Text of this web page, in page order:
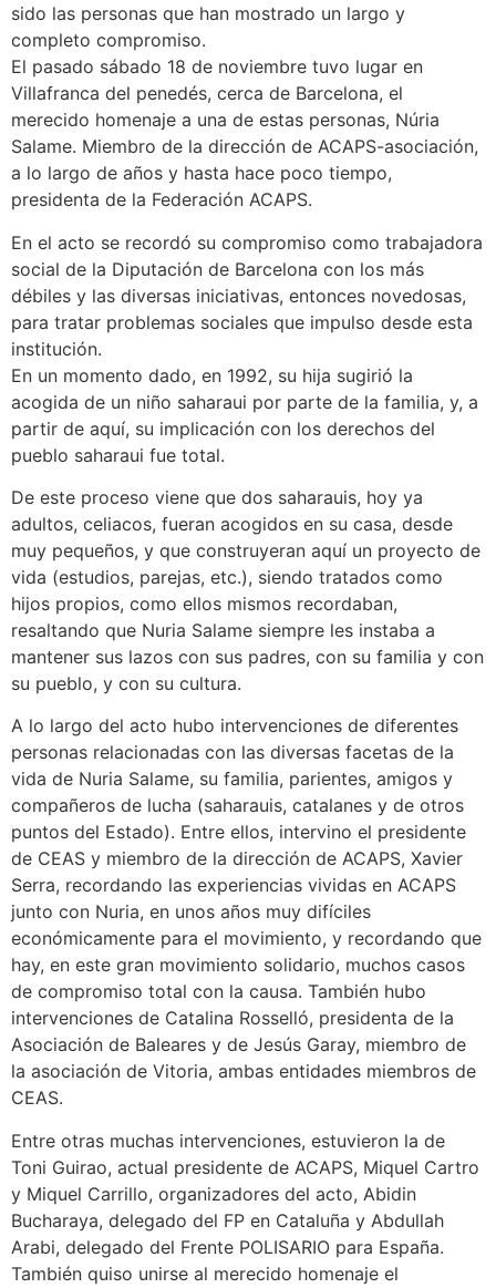
sido las personas que han mostrado un largo y
completo compromiso.
El pasado sábado 18 de noviembre tuvo lugar en
Villafranca del penedés, cerca de Barcelona, el
merecido homenaje a una de estas personas, Núria
Salame. Miembro de la dirección de ACAPS-asociación,
a lo largo de años y hasta hace poco tiempo,
presidenta de la Federación ACAPS.
En el acto se recordó su compromiso como trabajadora
social de la Diputación de Barcelona con los más
débiles y las diversas iniciativas, entonces novedosas,
para tratar problemas sociales que impulso desde esta
institución.
En un momento dado, en 1992, su hija sugirió la
acogida de un niño saharaui por parte de la familia, y, a
partir de aquí, su implicación con los derechos del
pueblo saharaui fue total.
De este proceso viene que dos saharauis, hoy ya
adultos, celiacos, fueran acogidos en su casa, desde
muy pequeños, y que construyeran aquí un proyecto de
vida (estudios, parejas, etc.), siendo tratados como
hijos propios, como ellos mismos recordaban,
resaltando que Nuria Salame siempre les instaba a
mantener sus lazos con sus padres, con su familia y con
su pueblo, y con su cultura.
A lo largo del acto hubo intervenciones de diferentes
personas relacionadas con las diversas facetas de la
vida de Nuria Salame, su familia, parientes, amigos y
compañeros de lucha (saharauis, catalanes y de otros
puntos del Estado). Entre ellos, intervino el presidente
de CEAS y miembro de la dirección de ACAPS, Xavier
Serra, recordando las experiencias vividas en ACAPS
junto con Nuria, en unos años muy difíciles
económicamente para el movimiento, y recordando que
hay, en este gran movimiento solidario, muchos casos
de compromiso total con la causa. También hubo
intervenciones de Catalina Rosselló, presidenta de la
Asociación de Baleares y de Jesús Garay, miembro de
la asociación de Vitoria, ambas entidades miembros de
CEAS.
Entre otras muchas intervenciones, estuvieron la de
Toni Guirao, actual presidente de ACAPS, Miquel Cartro
y Miquel Carrillo, organizadores del acto, Abidin
Bucharaya, delegado del FP en Cataluña y Abdullah
Arabi, delegado del Frente POLISARIO para España.
También quiso unirse al merecido homenaje el